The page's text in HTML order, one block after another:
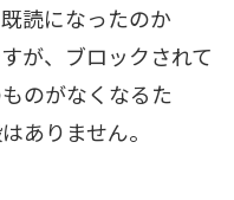
読になったのか
が、ブロックされて
のがなくなるた
ありません。